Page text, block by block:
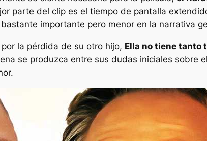
parte del clip es el tiempo de pantalla
importante pero menor en la narrativa
la pérdida de su otro hijo, Ella no tiene tanto
se produzca entre sus dudas iniciales sobre